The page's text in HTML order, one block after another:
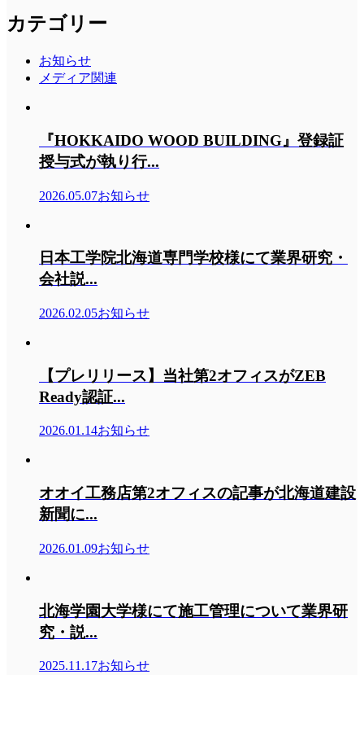
カテゴリー
お知らせ
メディア関連
『HOKKAIDO WOOD BUILDING』登録証
授与式が執り行...
2026.05.07お知らせ
日本工学院北海道専門学校様にて業界研究・
会社説...
2026.02.05お知らせ
【プレリリース】当社第2オフィスがZEB
Ready認証...
2026.01.14お知らせ
オオイ工務店第2オフィスの記事が北海道建設
新聞に...
2026.01.09お知らせ
北海学園大学様にて施工管理について業界研
究・説...
2025.11.17お知らせ